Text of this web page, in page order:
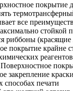
покрытие
все
стойкой
риббоны (красящие
покрытие крайне
закрепление
способах печати